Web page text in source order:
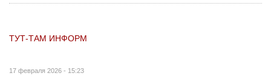
ТУТ-ТАМ ИНФОРМ
17 февраля 2026 - 15:23